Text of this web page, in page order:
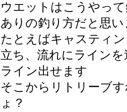
ウエットはこうやっ
ありの釣り方だと思
たとえばキャスティ
立ち、流れにライン
ライン出せます
そこからリトリーブ
ょ？